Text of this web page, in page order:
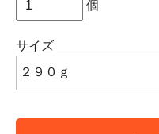
個
サイズ